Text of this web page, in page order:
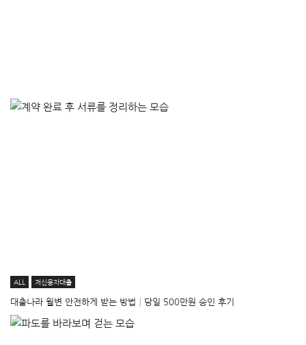
ALL 저신용자대출
대출나라 월변 안전하게 받는 방법│당일 500만원 승인 후기